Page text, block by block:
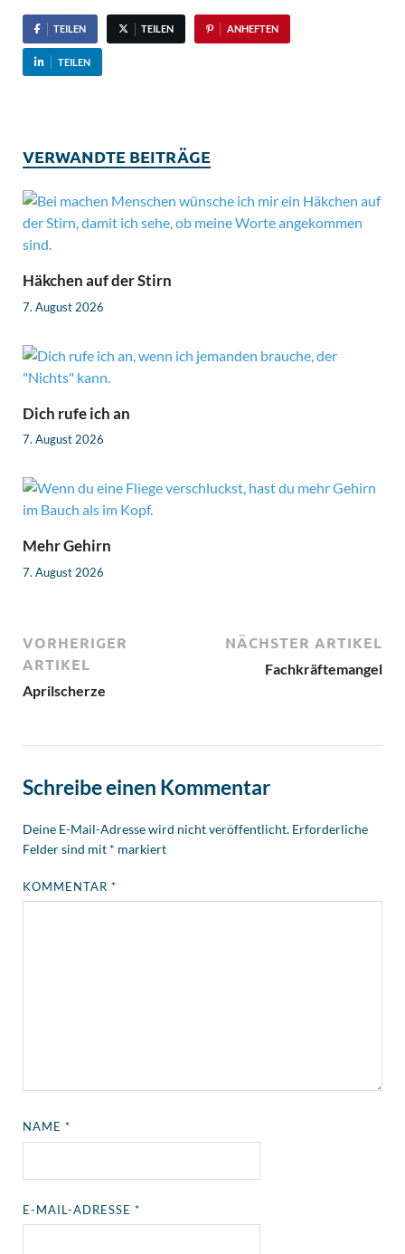
TEILEN TEILEN ANHEFTEN
TEILEN
VERWANDTE BEITRÄGE
Häkchen auf der Stirn
7. August 2026
Dich rufe ich an
7. August 2026
Mehr Gehirn
7. August 2026
VORHERIGER
ARTIKEL
Aprilscherze
NÄCHSTER ARTIKEL
Fachkräftemangel
Schreibe einen Kommentar
Deine E-Mail-Adresse wird nicht veröffentlicht. Erforderliche
Felder sind mit * markiert
KOMMENTAR*
NAME*
E-MAIL-ADRESSE*